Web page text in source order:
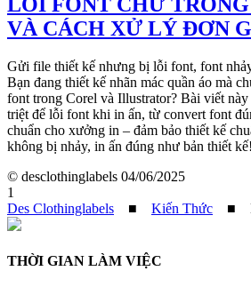
VÀ CÁCH XỬ LÝ ĐƠN
Gửi file thiết kế nhưng bị lỗi font, font
Bạn đang thiết kế nhãn mác quần áo mà
font trong Corel và Illustrator? Bài viết
triệt để lỗi font khi in ấn, từ convert font
chuẩn cho xưởng in – đảm bảo thiết kế
không bị nhảy, in ấn đúng như bản thiết kế!
© desclothinglabels 04/06/2025
1
Des Clothinglabels ■ Kiến Thức ■
THỜI GIAN LÀM VIỆC